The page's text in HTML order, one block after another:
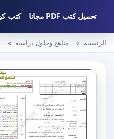
تحميل كتب PDF مجانا – كتب كو
الرئيسية مناهج وحلول دراسية